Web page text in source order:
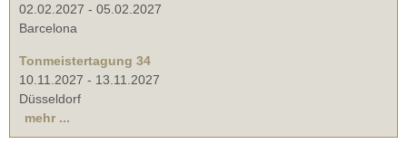
02.02.2027 - 05.02.2027
Barcelona
Tonmeistertagung 34
10.11.2027 - 13.11.2027
Düsseldorf
mehr ...